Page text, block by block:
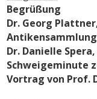
Begrüßung
Dr. Georg
Dr. Danielle
Schweigeminute
Vortrag von Prof.